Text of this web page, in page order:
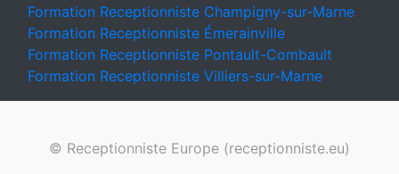
Formation Receptionniste Champigny-sur-Marne
Formation Receptionniste Émerainville
Formation Receptionniste Pontault-Combault
Formation Receptionniste Villiers-sur-Marne
© Receptionniste Europe (receptionniste.eu)